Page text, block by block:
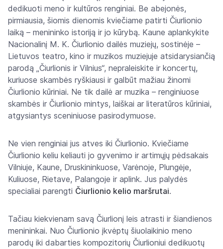
dedikuoti meno ir kultūros renginiai. Be abejonės,
pirmiausia, šiomis dienomis kviečiame patirti Čiurlionio
laiką – menininko istoriją ir jo kūrybą. Kaune aplankykite
Nacionalinį M. K. Čiurlionio dailės muziejų, sostinėje –
Lietuvos teatro, kino ir muzikos muziejuje atsidarysiančią
parodą „Čiurlionis ir Vilnius“, nepraleiskite ir koncertų,
kuriuose skambės ryškiausi ir galbūt mažiau žinomi
Čiurlionio kūriniai. Ne tik dailė ar muzika – renginiuose
skambės ir Čiurlionio mintys, laiškai ar literatūros kūriniai,
atgysiantys sceniniuose pasirodymuose.
Ne vien renginiai jus atves iki Čiurlionio. Kviečiame
Čiurlionio keliu keliauti jo gyvenimo ir artimųjų pėdsakais
Vilniuje, Kaune, Druskininkuose, Varėnoje, Plungėje,
Kuliuose, Rietave, Palangoje ir aplink. Jus palydės
specialiai parengti Čiurlionio kelio maršrutai.
Tačiau kiekvienam savą Čiurlionį leis atrasti ir šiandienos
menininkai. Nuo Čiurlionio įkvėptų šiuolaikinio meno
parodų iki dabarties kompozitorių Čiurlioniui dedikuotų